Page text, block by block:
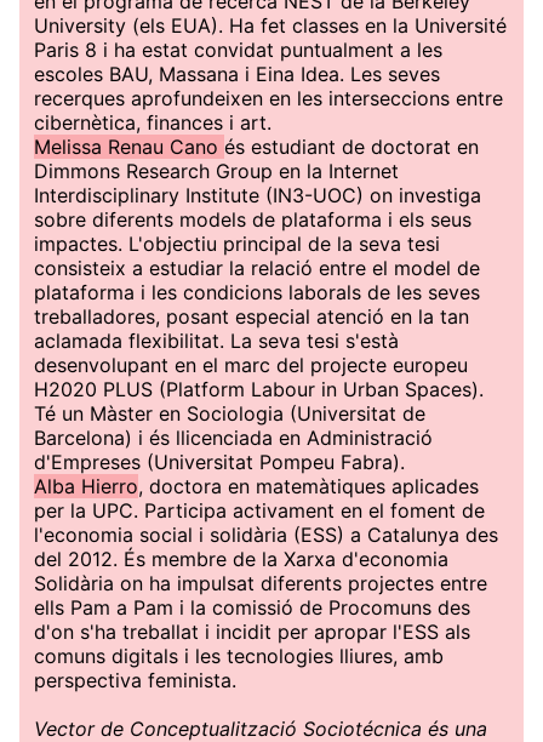
University (els EUA). Ha fet classes en la Université
Paris 8 i ha estat convidat puntualment a les
escoles BAU, Massana i Eina Idea. Les seves
recerques aprofundeixen en les interseccions entre
cibernètica, finances i art.
Melissa Renau Cano és estudiant de doctorat en
Dimmons Research Group en la Internet
Interdisciplinary Institute (IN3-UOC) on investiga
sobre diferents models de plataforma i els seus
impactes. L'objectiu principal de la seva tesi
consisteix a estudiar la relació entre el model de
plataforma i les condicions laborals de les seves
treballadores, posant especial atenció en la tan
aclamada flexibilitat. La seva tesi s'està
desenvolupant en el marc del projecte europeu
H2020 PLUS (Platform Labour in Urban Spaces).
Té un Màster en Sociologia (Universitat de
Barcelona) i és llicenciada en Administració
d'Empreses (Universitat Pompeu Fabra).
Alba Hierro, doctora en matemàtiques aplicades
per la UPC. Participa activament en el foment de
l'economia social i solidària (ESS) a Catalunya des
del 2012. És membre de la Xarxa d'economia
Solidària on ha impulsat diferents projectes entre
ells Pam a Pam i la comissió de Procomuns des
d'on s'ha treballat i incidit per apropar l'ESS als
comuns digitals i les tecnologies lliures, amb
perspectiva feminista.
Vector de Conceptualització Sociotécnica és una